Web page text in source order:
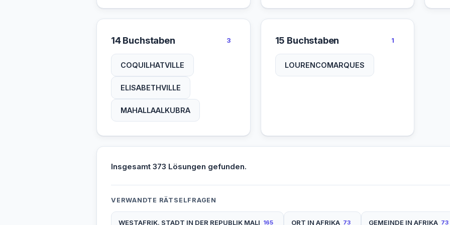
UDSCHA ZINDER
14 Buchstaben 3
COQUILHATVILLE
ELISABETHVILLE
MAHALLAALKUBRA
15 Buchstaben 1
LOURENCOMARQUES
Insgesamt 373 Lösungen gefunden.
VERWANDTE RÄTSELFRAGEN
WESTAFRIK. STADT IN DER REPUBLIK MALI 165 ORT IN AFRIKA 73 GEMEINDE IN AFRIKA 73